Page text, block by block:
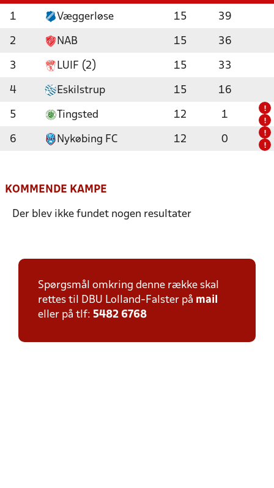
1 Væggerløse 15 39
2 NAB 15 36
3 LUIF (2) 15 33
4 Eskilstrup 15 16
5 Tingsted 12 1
!
!
6 Nykøbing FC 12 0
!
!
KOMMENDE KAMPE
Der blev ikke fundet nogen resultater
Spørgsmål omkring denne række skal
rettes til DBU Lolland-Falster på mail
eller på tlf: 5482 6768